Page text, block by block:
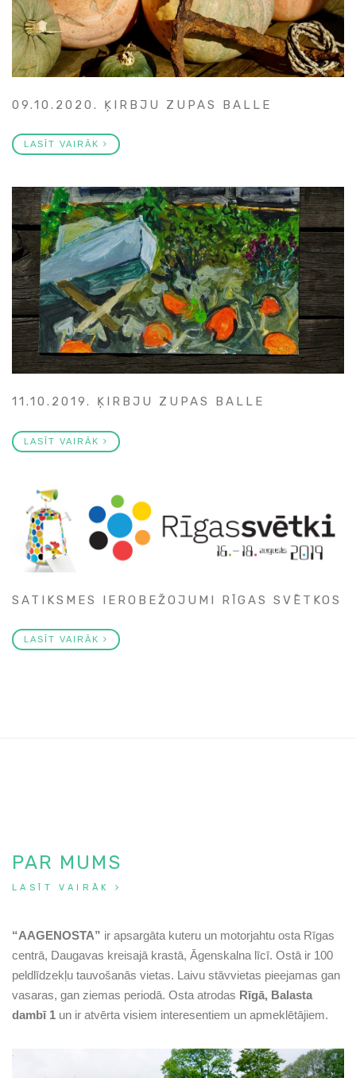
09.10.2020. ĶIRBJU ZUPAS BALLE
LASĪT VAIRĀK
11.10.2019. ĶIRBJU ZUPAS BALLE
LASĪT VAIRĀK
SATIKSMES IEROBEŽOJUMI RĪGAS SVĒTKOS
LASĪT VAIRĀK
PAR MUMS
LASĪT VAIRĀK
“AAGENOSTA” ir apsargāta kuteru un motorjahtu osta Rīgas
centrā, Daugavas kreisajā krastā, Āgenskalna līcī. Ostā ir 100
peldlīdzekļu tauvošanās vietas. Laivu stāvvietas pieejamas gan
vasaras, gan ziemas periodā. Osta atrodas Rīgā, Balasta
dambī 1 un ir atvērta visiem interesentiem un apmeklētājiem.